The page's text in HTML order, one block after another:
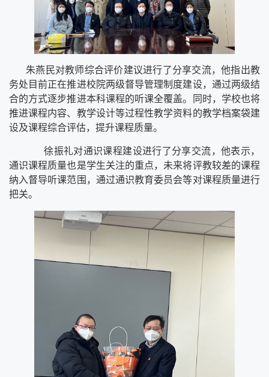
朱燕民对教师综合评价建议进行了分享交流，他指出教
务处目前正在推进校院两级督导管理制度建设，通过两级结
合的方式逐步推进本科课程的听课全覆盖。同时，学校也将
推进课程内容、教学设计等过程性教学资料的教学档案袋建
设及课程综合评估，提升课程质量。
徐振礼对通识课程建设进行了分享交流，他表示，
通识课程质量也是学生关注的重点，未来将评教较差的课程
纳入督导听课范围，通过通识教育委员会等对课程质量进行
把关。